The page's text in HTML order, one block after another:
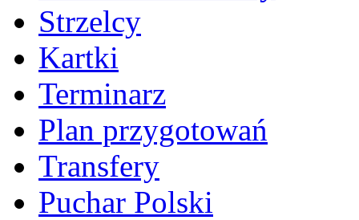
Strzelcy
Kartki
Terminarz
Plan przygotowań
Transfery
Puchar Polski